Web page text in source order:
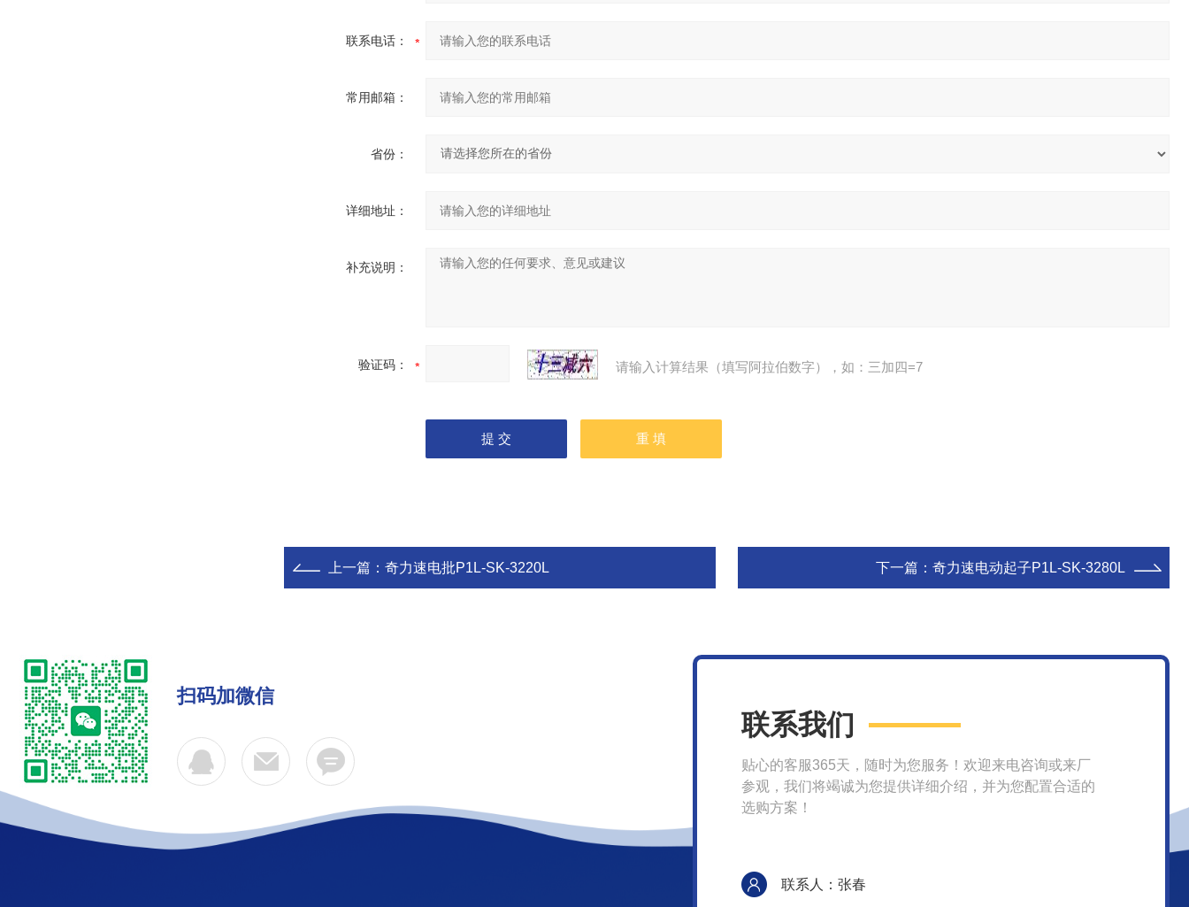
联系电话：
常用邮箱：
省份：
详细地址：
补充说明：
验证码： 请输入计算结果（填写阿拉伯数字），如：三加四=7
上一篇： 奇力速电批P1L-SK-3220L 下一篇： 奇力速电动起子P1L-SK-3280L
扫码加微信
联系我们
贴心的客服365天，随时为您服务！欢迎来电咨询或来厂
参观，我们将竭诚为您提供详细介绍，并为您配置合适的
选购方案！
联系人：张春